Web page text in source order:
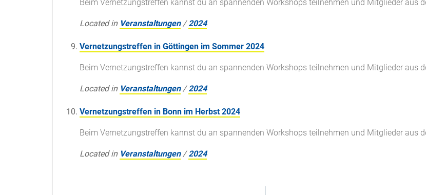
Beim Vernetzungstreffen kannst du an spannenden Workshops teilnehmen und Mitglieder aus
Located in Veranstaltungen /2024
Vernetzungstreffen in Göttingen im Sommer 2024
Beim Vernetzungstreffen kannst du an spannenden Workshops teilnehmen und Mitglieder aus
Located in Veranstaltungen /2024
Vernetzungstreffen in Bonn im Herbst 2024
Beim Vernetzungstreffen kannst du an spannenden Workshops teilnehmen und Mitglieder aus
Located in Veranstaltungen /2024